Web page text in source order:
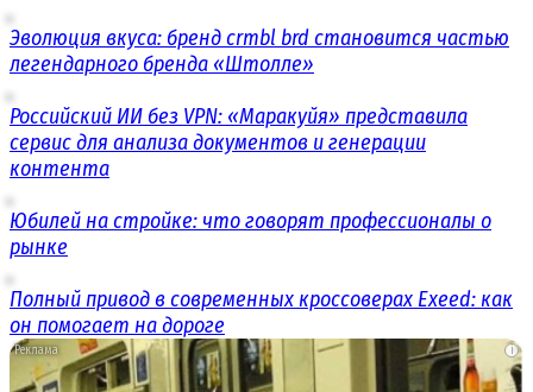
Эволюция вкуса: бренд crmbl brd становится частью
легендарного бренда «Штолле»
Российский ИИ без VPN: «Маракуйя» представила
сервис для анализа документов и генерации
контента
Юбилей на стройке: что говорят профессионалы о
рынке
Полный привод в современных кроссоверах Exeed: как
он помогает на дороге
i